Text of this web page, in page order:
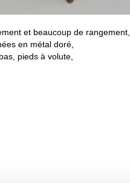
et beaucoup de rangement,
en métal doré,
pieds à volute,